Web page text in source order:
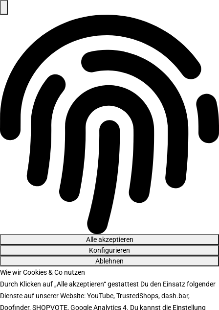
Alle akzeptieren
Konfigurieren
Ablehnen
Wie wir Cookies & Co nutzen
Durch Klicken auf „Alle akzeptieren“ gestattest Du den Einsatz folgender
Dienste auf unserer Website: YouTube, TrustedShops, dash.bar,
Doofinder, SHOPVOTE, Google Analytics 4. Du kannst die Einstellung